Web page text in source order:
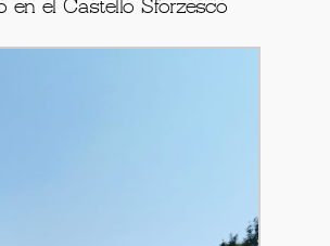
en el Castello Sforzesco